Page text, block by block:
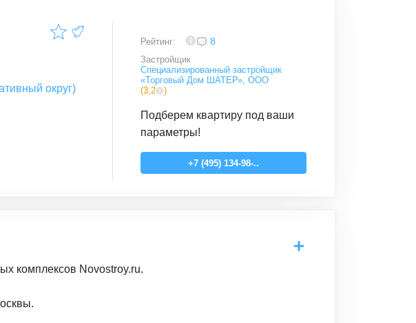
округ)
Рейтинг: 8
Застройщик
Специализированный застройщик
«Торговый Дом ШАТЕР», OOO
(3,2 )
Подберем квартиру под ваши
параметры!
+7 (495) 134-98-..
комплексов Novostroy.ru.